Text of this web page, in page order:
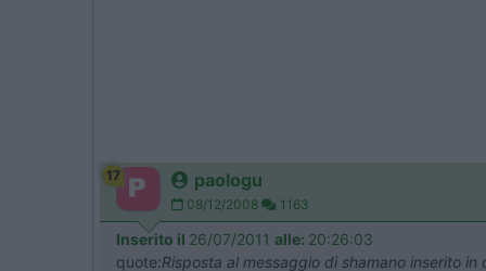
17 paologu
08/12/2008 1163
Inserito il 26/07/2011 alle: 20:26:03
quote:Risposta al messaggio di shamano inserito